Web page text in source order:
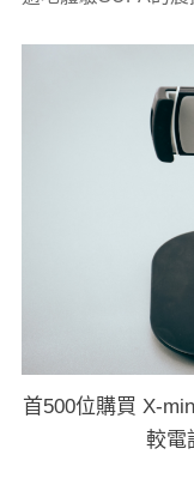
首500位購買 X-
較電